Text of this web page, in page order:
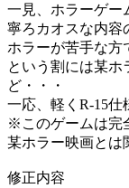
一見、ホラーゲー
寧ろカオスな内容
ホラーが苦手な方
という割には某ホ
ど・・・
一応、軽くR-15仕
※このゲームは完
某ホラー映画とは
修正内容